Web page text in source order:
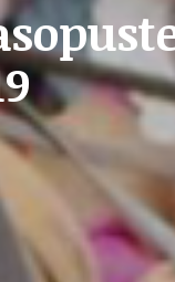
PETICE, VÝZVY,